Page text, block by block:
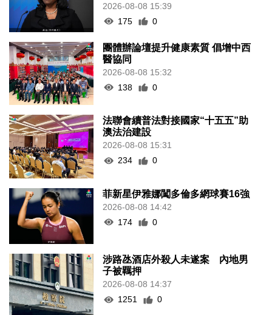
2026-08-08 15:39
175
0
團體辦論壇提升健康素質 倡增中西
醫協同
2026-08-08 15:32
138
0
法聯會續普法對接國家“十五五”助
澳法治建設
2026-08-08 15:31
234
0
菲新星伊雅娜闖多倫多網球賽16強
2026-08-08 14:42
174
0
涉路氹酒店外殺人未遂案 內地男
子被羈押
2026-08-08 14:37
1251
0